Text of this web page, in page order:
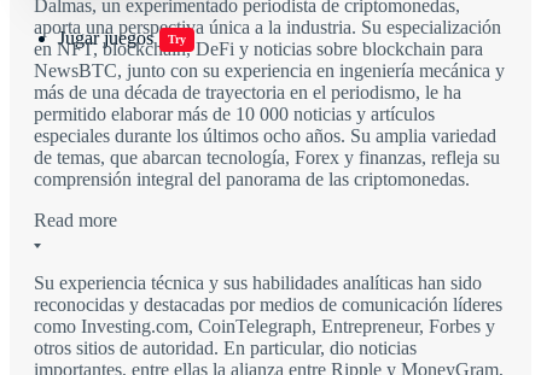
Jugar juegos Try
Dalmas, un experimentado periodista de criptomonedas,
aporta una perspectiva única a la industria. Su especialización
en NFT, blockchain, DeFi y noticias sobre blockchain para
NewsBTC, junto con su experiencia en ingeniería mecánica y
más de una década de trayectoria en el periodismo, le ha
permitido elaborar más de 10 000 noticias y artículos
especiales durante los últimos ocho años. Su amplia variedad
de temas, que abarcan tecnología, Forex y finanzas, refleja su
comprensión integral del panorama de las criptomonedas.
Read more
Su experiencia técnica y sus habilidades analíticas han sido
reconocidas y destacadas por medios de comunicación líderes
como Investing.com, CoinTelegraph, Entrepreneur, Forbes y
otros sitios de autoridad. En particular, dio noticias
importantes, entre ellas la alianza entre Ripple y MoneyGram,